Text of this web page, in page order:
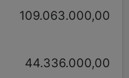
109.063.000,00
44.336.000,00